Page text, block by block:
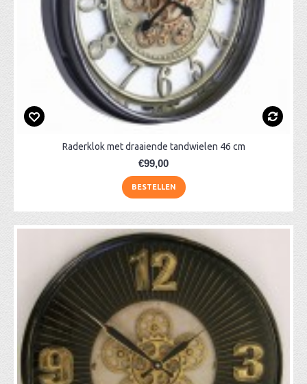
Raderklok met draaiende tandwielen 46 cm
€99,00
BESTELLEN